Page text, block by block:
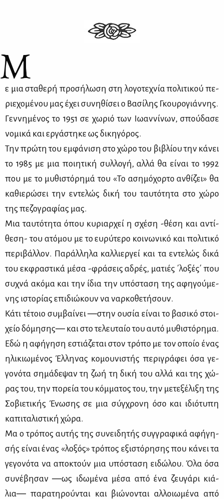
Μ
ε μια στα­θε­ρή προ­σή­λω­ση στη λο­γο­τε­χνία πο­λι­τι­κού πε­
ριε­χο­μέ­νου μας έχει συ­νη­θί­σει ο Βα­σί­λης Γκου­ρο­γιάν­νης.
Γεν­νη­μέ­νος το 1951 σε χω­ριό των Ιω­αν­νί­νων, σπού­δα­σε
νο­μι­κά και ερ­γά­στη­κε ως δι­κη­γό­ρος.
Την πρώ­τη του εμ­φά­νι­ση στο χώ­ρο του βι­βλί­ου την κά­νει
το 1985 με μια ποι­η­τι­κή συλ­λο­γή, αλ­λά θα εί­ναι το 1992
που με το μυ­θι­στό­ρη­μά του «Το αση­μό­χορ­το αν­θί­ζει» θα
κα­θιε­ρώ­σει την εντε­λώς δι­κή του ταυ­τό­τη­τα στο χώ­ρο
της πε­ζο­γρα­φί­ας μας.
Μια ταυ­τό­τη­τα όπου κυ­ριαρ­χεί η σχέ­ση -θέ­ση και αντί­
θε­ση- του ατό­μου με το ευ­ρύ­τε­ρο κοι­νω­νι­κό και πο­λι­τι­κό
πε­ρι­βάλ­λον. Πα­ράλ­λη­λα καλ­λιερ­γεί και τα εντε­λώς δι­κά
του εκ­φρα­στι­κά μέ­σα -φρά­σεις αδρές, μα­τιές ΄λο­ξές΄ που
συ­χνά ακό­μα και την ίδια την υπό­στα­ση της αφη­γού­με­
νης ιστο­ρί­ας επι­διώ­κουν να ναρ­κο­θε­τή­σουν.
Κά­τι τέ­τοιο συμ­βαί­νει ―στην ου­σία εί­ναι το βα­σι­κό στοι­
χείο δό­μη­σης― και στο τε­λευ­ταίο του αυ­τό μυ­θι­στό­ρη­μα.
Εδώ η αφή­γη­ση εστιά­ζε­ται στον τρό­πο με τον οποίο ένας
ηλι­κιω­μέ­νος Έλ­λη­νας κο­μου­νι­στής πε­ρι­γρά­φει όσα γε­
γο­νό­τα ση­μά­δε­ψαν τη ζωή τη δι­κή του αλ­λά και της χώ­
ρας του, την πο­ρεία του κόμ­μα­τος του, την με­τε­ξέ­λι­ξη της
Σο­βιε­τι­κής Ένω­σης σε μια σύγ­χρο­νη όσο και ιδιό­τυ­πη
κα­πι­τα­λι­στι­κή χώ­ρα.
Μα ο τρό­πος αυ­τής της συ­νει­δη­τής συγ­γρα­φι­κά αφή­γη­
σής εί­ναι ένας «λο­ξός» τρό­πος εξι­στό­ρη­σης που κά­νει τα
γε­γο­νό­τα να απο­κτούν μια υπό­στα­ση ει­δώ­λου. Όλα όσα
συ­νέ­βη­σαν ―ως ιδω­μέ­να μέ­σα από ένα ζευ­γά­ρι κιά­
λια― πα­ρα­τη­ρού­νται και βιώ­νο­νται αλ­λοιω­μέ­να από